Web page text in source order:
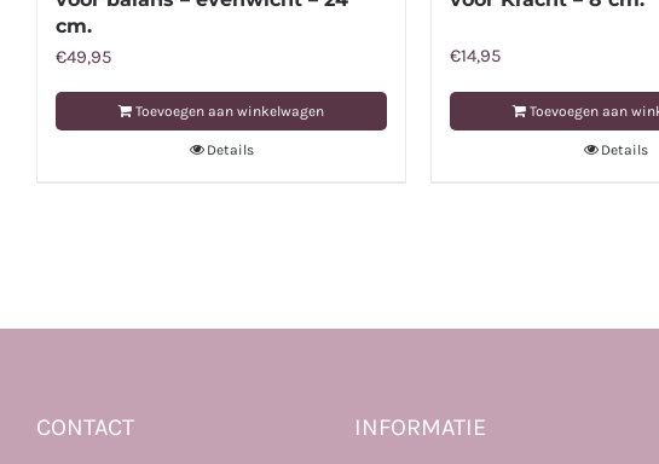
cm.
€49,95
Toevoegen aan winkelwagen
Details
€14,95
Toevoegen aan
Details
CONTACT INFORMATIE